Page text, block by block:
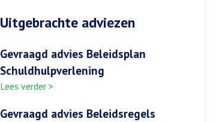
Uitgebrachte adviezen
Gevraagd advies Beleidsplan
Schuldhulpverlening
Lees verder >
Gevraagd advies Beleidsregels